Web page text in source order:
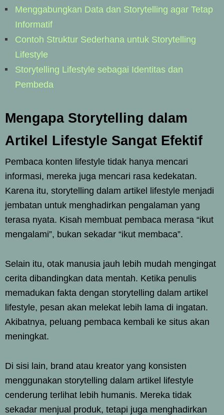
Menggabungkan Data dan Storytelling agar Tetap
Informatif
Contoh Struktur Sederhana untuk Storytelling
Lifestyle
Storytelling Lifestyle sebagai Identitas dan
Pembeda
Mengapa Storytelling dalam
Artikel Lifestyle Sangat Efektif
Pembaca konten lifestyle tidak hanya mencari
informasi, mereka juga mencari rasa kedekatan.
Karena itu, storytelling dalam artikel lifestyle menjadi
jembatan untuk menghadirkan pengalaman yang
terasa nyata. Kisah membuat pembaca merasa “ikut
mengalami”, bukan sekadar “ikut membaca”.
Selain itu, otak manusia jauh lebih mudah mengingat
cerita dibandingkan data mentah. Ketika penulis
memadukan fakta dengan storytelling dalam artikel
lifestyle, pesan akan melekat lebih lama di ingatan.
Akibatnya, peluang pembaca kembali ke situs akan
meningkat.
Di sisi lain, brand atau kreator yang konsisten
menggunakan storytelling dalam artikel lifestyle
cenderung terlihat lebih humanis. Mereka tidak
sekadar menjual produk, tetapi juga menghadirkan